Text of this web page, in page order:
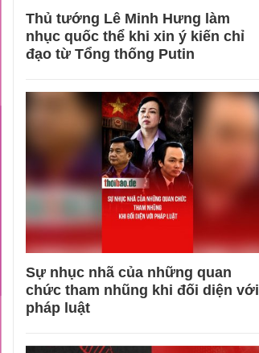
Thủ tướng Lê Minh Hưng làm
nhục quốc thể khi xin ý kiến chỉ
đạo từ Tổng thống Putin
Sự nhục nhã của những quan
chức tham nhũng khi đối diện với
pháp luật